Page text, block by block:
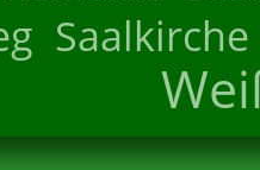
Saalkirche